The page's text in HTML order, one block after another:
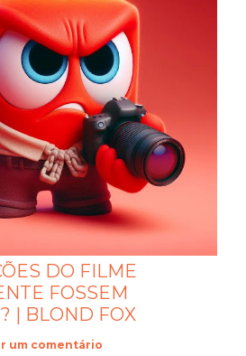
DO FILME
FOSSEM
| BLOND FOX
um comentário